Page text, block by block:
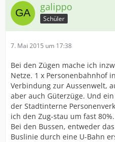
galippo
Schüler
7. Mai 2015 um 17:38
Bei den Zügen mache ich
Netze. 1 x Personenbahnhof
Verbindung zur Aussenwelt,
aber auch Güterzüge. Und
der Stadtinterne
ich den Zug-stau um fast 80%.
Bei den Bussen, entweder
Buslinie durch eine U-Bahn